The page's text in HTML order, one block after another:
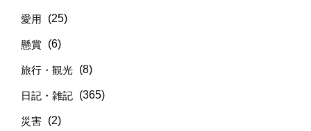
愛用 (25)
懸賞 (6)
旅行・観光 (8)
日記・雑記 (365)
災害 (2)